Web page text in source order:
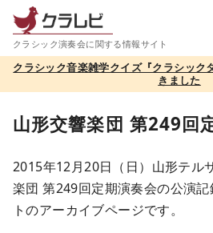
テ
ツ
クラシック演奏会に関する情報サイト
クラシック音楽雑学クイズ『クラシック
きました
山形交響楽団 第249回
2015年12月20日（日）山形テル
楽団 第249回定期演奏会の公演
トのアーカイブページです。